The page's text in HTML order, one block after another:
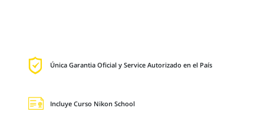
Única Garantia Oficial y Service Autorizado en el País
Incluye Curso Nikon School